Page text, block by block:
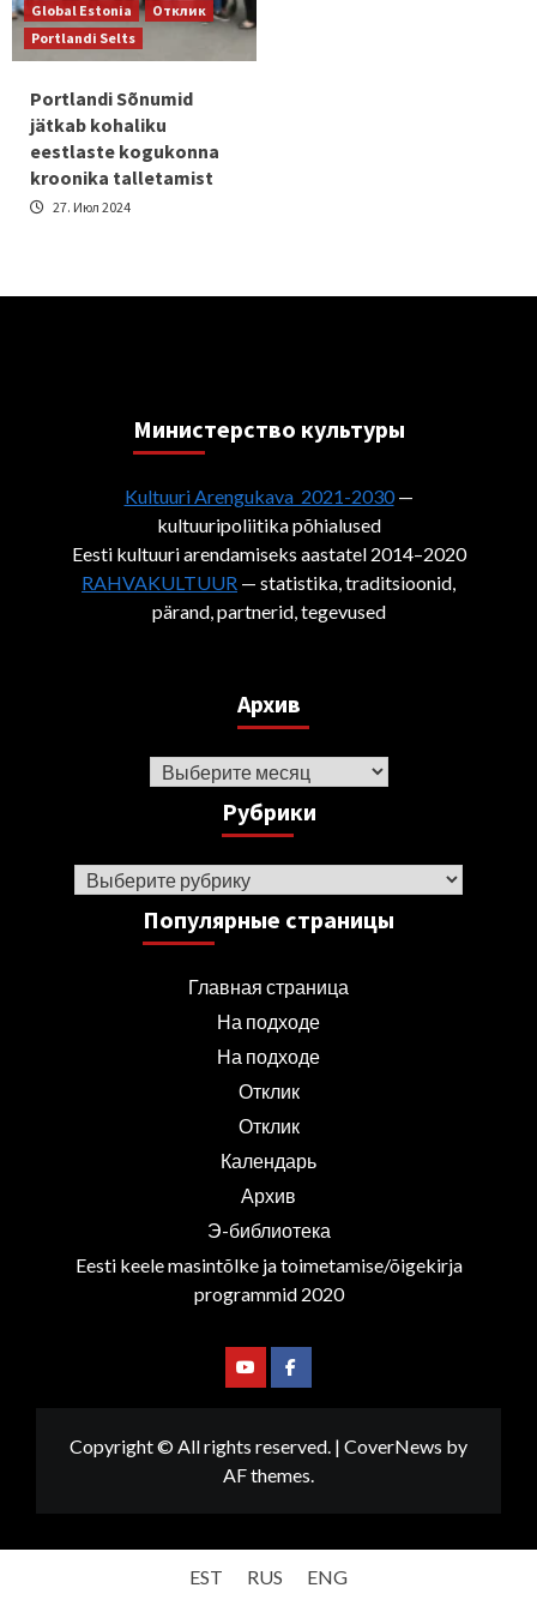
Global Estonia
Отклик
Portlandi Selts
Portlandi Sõnumid
jätkab kohaliku
eestlaste kogukonna
kroonika talletamist
27. Июл 2024
Министерствo культуры
Kultuuri Arengukava 2021-2030—
kultuuripoliitika põhialused
Eesti kultuuri arendamiseks aastatel 2014–2020
RAHVAKULTUUR — statistika, traditsioonid,
pärand, partnerid, tegevused
Архив
Архив
Рубрики
Рубрики
Популярные страницы
Главная страница
На подходе
На подходе
Отклик
Отклик
Календарь
Архив
Э-библиотека
Eesti keele masintõlke ja toimetamise/õigekirja
programmid 2020
YoutubeFacebook
Copyright © All rights reserved. | CoverNews by
AF themes.
EST RUS ENG